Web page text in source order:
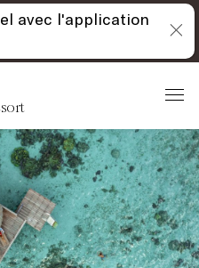
avec l'application